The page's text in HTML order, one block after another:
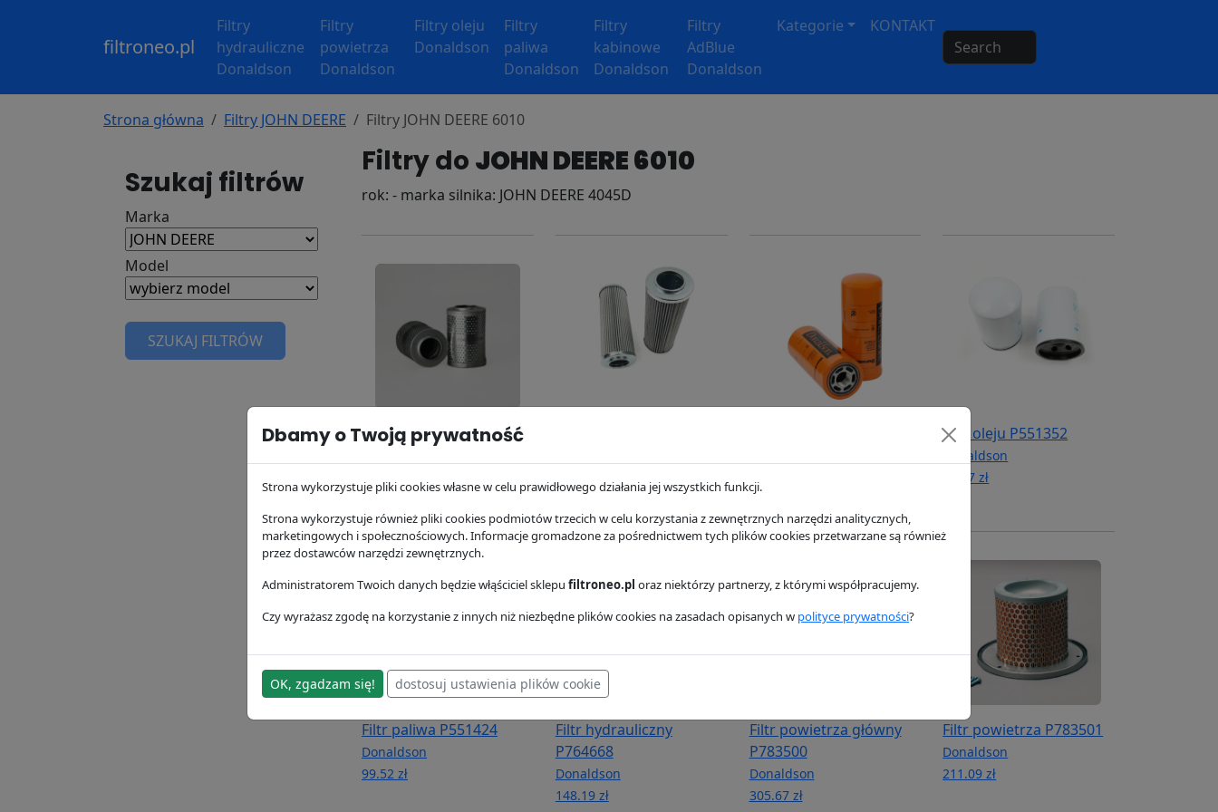
filtroneo.pl
Filtry
hydrauliczne
Donaldson
Filtry
powietrza
Donaldson
Filtry oleju
Donaldson
Filtry
paliwa
Donaldson
Filtry
kabinowe
Donaldson
Filtry
AdBlue
Donaldson
Kategorie
KONTAKT
Strona główna Filtry JOHN DEERE Filtry JOHN DEERE 6010
Szukaj filtrów
Marka
Model
SZUKAJ FILTRÓW
Filtry do JOHN DEERE 6010
rok: - marka silnika: JOHN DEERE 4045D
Filtr hydrauliczny
193 zł
205.07 zł
173.13 zł
Filtr oleju P551352
Donaldson
62.57 zł
Filtr paliwa P551424
Donaldson
99.52 zł
Filtr hydrauliczny
P764668
Donaldson
148.19 zł
Filtr powietrza główny
P783500
Donaldson
305.67 zł
Filtr powietrza P783501
Donaldson
211.09 zł
Dbamy o Twoją prywatność
Strona wykorzystuje pliki cookies własne w celu prawidłowego działania jej wszystkich funkcji.
Strona wykorzystuje również pliki cookies podmiotów trzecich w celu korzystania z zewnętrznych narzędzi analitycznych,
marketingowych i społecznościowych. Informacje gromadzone za pośrednictwem tych plików cookies przetwarzane są również
przez dostawców narzędzi zewnętrznych.
Administratorem Twoich danych będzie włąściciel sklepu filtroneo.pl oraz niektórzy partnerzy, z którymi współpracujemy.
Czy wyrażasz zgodę na korzystanie z innych niż niezbędne plików cookies na zasadach opisanych w polityce prywatności?
OK, zgadzam się! dostosuj ustawienia plików cookie